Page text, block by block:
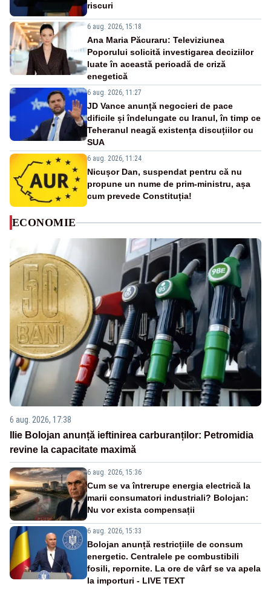
riscuri
6 aug. 2026, 15:18
Ana Maria Păcuraru: Televiziunea
Poporului solicită investigarea deciziilor
luate în această perioadă de criză
enegetică
6 aug. 2026, 11:27
JD Vance anunță negocieri de pace
dificile și îndelungate cu Iranul, în timp ce
Teheranul neagă existența discuțiilor cu
SUA
6 aug. 2026, 11:24
Nicușor Dan, suspendat pentru că nu
propune un nume de prim-ministru, așa
cum prevede Constituția!
ECONOMIE
6 aug. 2026, 17:38
Ilie Bolojan anunță ieftinirea carburanților: Petromidia
revine la capacitate maximă
6 aug. 2026, 15:36
Cum se va întrerupe energia electrică la
marii consumatori industriali? Bolojan:
Nu vor exista compensații
6 aug. 2026, 15:33
Bolojan anunță restricțiile de consum
energetic. Centralele pe combustibili
fosili, repornite. La ore de vârf se va apela
la importuri - LIVE TEXT